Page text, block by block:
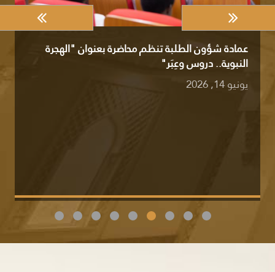
عمادة شؤون الطلبة تنظم محاضرة بعنوان "الهجرة
النبوية.. دروس وعِبَر"
يونيو 14, 2026